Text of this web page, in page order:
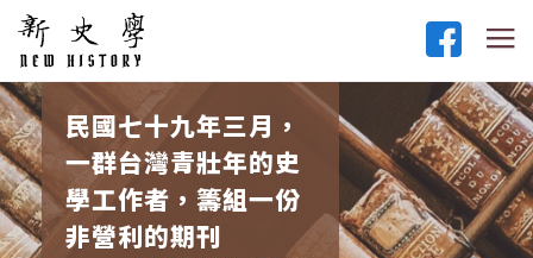
民國七十九年三月，
一群台灣青壯年的史
學工作者，籌組一份
非營利的期刊